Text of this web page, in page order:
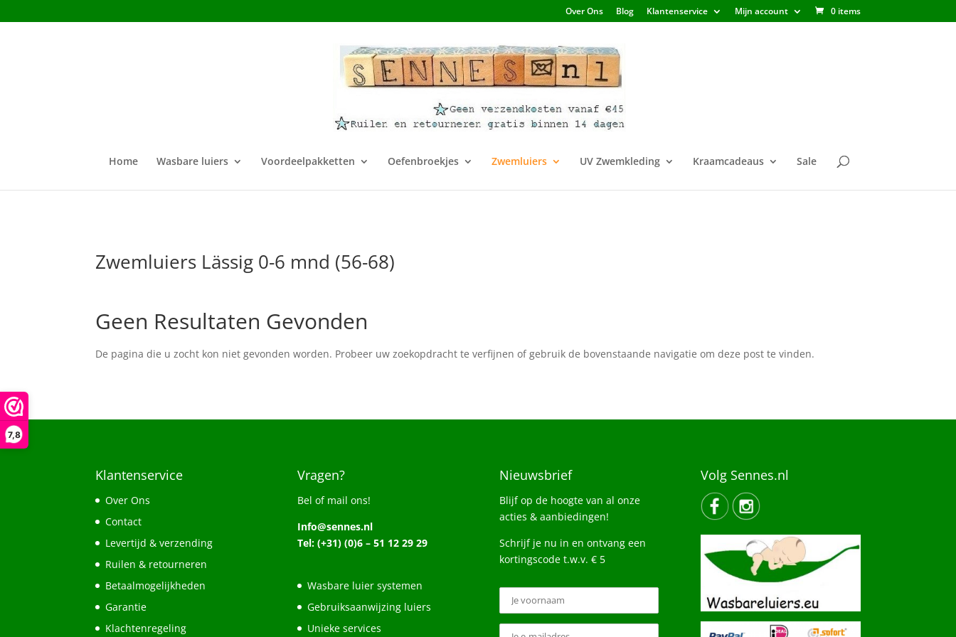
7,8
Over Ons Blog Klantenservice Mijn account 0 items
Home Wasbare luiers Voordeelpakketten Oefenbroekjes Zwemluiers UV Zwemkleding Kraamcadeaus Sale
Zwemluiers Lässig 0-6 mnd (56-68)
Geen Resultaten Gevonden
De pagina die u zocht kon niet gevonden worden. Probeer uw zoekopdracht te verfijnen of gebruik de bovenstaande navigatie om deze post te vinden.
Klantenservice
Over Ons
Contact
Levertijd & verzending
Ruilen & retourneren
Betaalmogelijkheden
Garantie
Klachtenregeling
Vragen?
Bel of mail ons!
Info@sennes.nl
Tel: (+31) (0)6 – 51 12 29 29
Wasbare luier systemen
Gebruiksaanwijzing luiers
Unieke services
Nieuwsbrief
Blijf op de hoogte van al onze
acties & aanbiedingen!
Schrijf je nu in en ontvang een
kortingscode t.w.v. € 5
Volg Sennes.nl